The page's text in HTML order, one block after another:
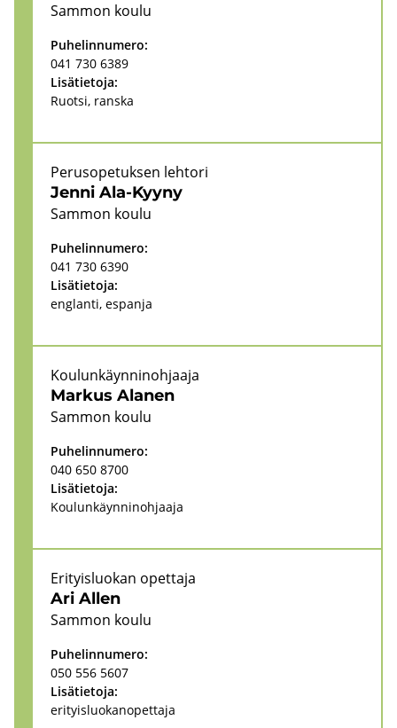
Sam­mon koulu
Pu­he­lin­nu­me­ro:
041 730 6389
Li­sä­tie­to­ja:
Ruot­si, rans­ka
Jenni Ala-​Kyyny
Pe­rus­o­pe­tuk­sen leh­to­ri
Sam­mon koulu
Pu­he­lin­nu­me­ro:
041 730 6390
Li­sä­tie­to­ja:
englan­ti, es­pan­ja
Mar­kus Ala­nen
Kou­lun­käyn­ni­noh­jaa­ja
Sam­mon koulu
Pu­he­lin­nu­me­ro:
040 650 8700
Li­sä­tie­to­ja:
Kou­lun­käyn­ni­noh­jaa­ja
Ari Allen
Eri­tyis­luo­kan opet­ta­ja
Sam­mon koulu
Pu­he­lin­nu­me­ro:
050 556 5607
Li­sä­tie­to­ja:
eri­tyis­luo­kan­opet­ta­ja